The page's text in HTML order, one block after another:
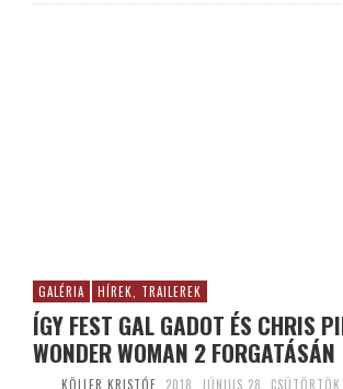
GALÉRIA HÍREK, TRAILEREK
ÍGY FEST GAL GADOT ÉS CHRIS
WONDER WOMAN 2 FORGATÁSÁN
KÖLLER KRISTÓF 2018. JÚNIUS 28. CSÜTÖRTÖK